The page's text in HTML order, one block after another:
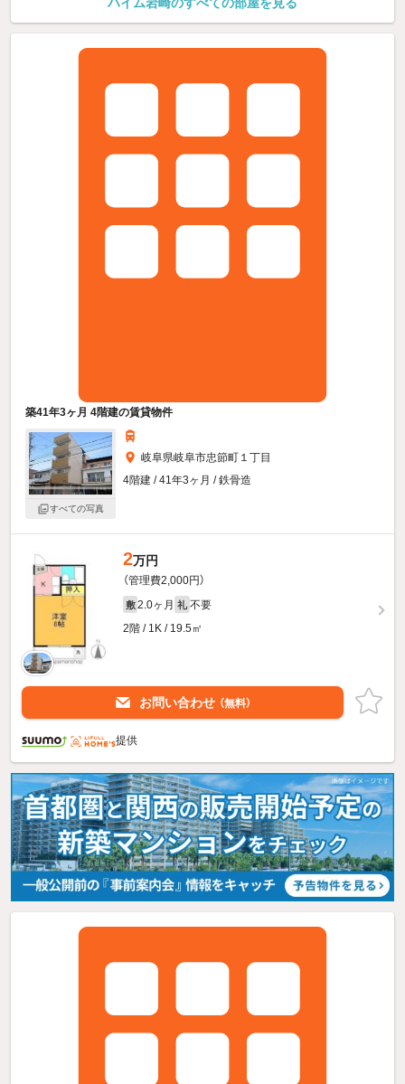
ハイム岩崎のすべての部屋を見る
築41年3ヶ月 4階建の賃貸物件
すべての写真
岐阜県岐阜市忠節町１丁目
4階建 / 41年3ヶ月 / 鉄骨造
2万円
（管理費2,000円）
敷 2.0ヶ月 礼 不要
2階 / 1K / 19.5㎡
お問い合わせ （無料）
提供